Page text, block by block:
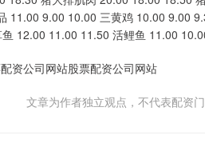
11.00 9.00 10.00 三黄鸡 10.00 9.00
12.00 11.00 11.50 活鲤鱼 11.00
资公司网站股票配资公司网站
文章为作者独立观点，不代表配资